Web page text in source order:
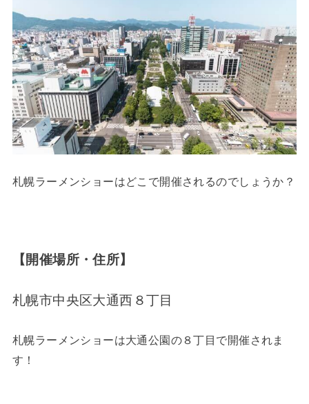
札幌ラーメンショーはどこで開催されるのでしょうか？
【開催場所・住所】
札幌市中央区大通西８丁目
札幌ラーメンショーは大通公園の８丁目で開催されま
す！